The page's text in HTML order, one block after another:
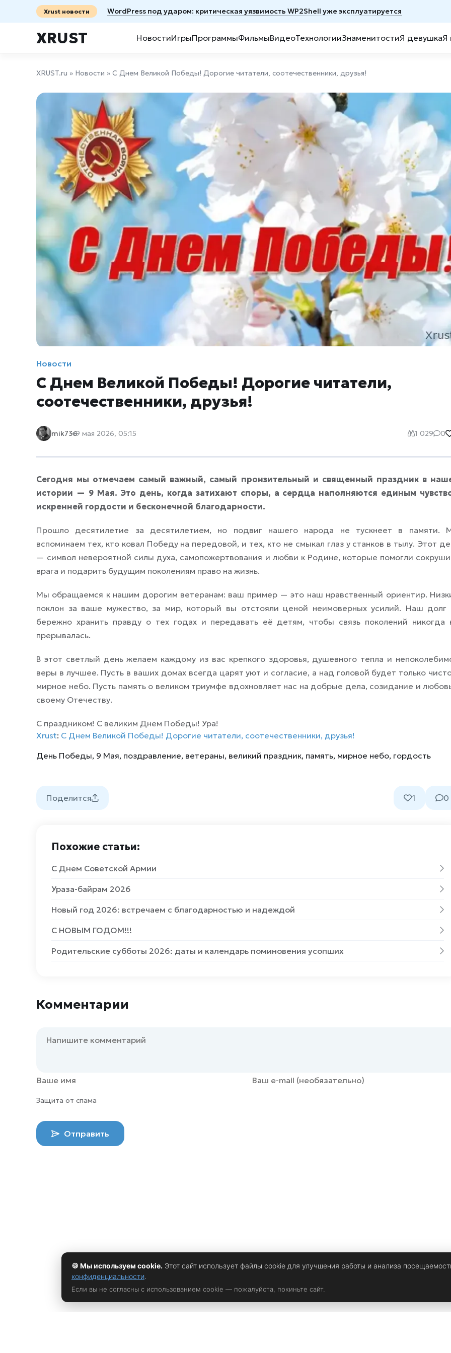
Xrust новости WordPress под ударом: критическая уязвимость WP2Shell уже эксплуатируется
XRUST НовостиИгрыПрограммыФильмыВидеоТехнологииЗнаменитостиЯ девушкаЯ
XRUST.ru » Новости » С Днем Великой Победы! Дорогие читатели, соотечественники, друзья!
Новости
С Днем Великой Победы! Дорогие читатели,
соотечественники, друзья!
mik7369 мая 2026, 05:15 1 029 0
Сегодня мы отмечаем самый важный, самый пронзительный и священный праздник в
истории — 9 Мая. Это день, когда затихают споры, а сердца наполняются единым
искренней гордости и бесконечной благодарности.
Прошло десятилетие за десятилетием, но подвиг нашего народа не тускнеет в памяти.
вспоминаем тех, кто ковал Победу на передовой, и тех, кто не смыкал глаз у станков в тылу. Этот
— символ невероятной силы духа, самопожертвования и любви к Родине, которые помогли
врага и подарить будущим поколениям право на жизнь.
Мы обращаемся к нашим дорогим ветеранам: ваш пример — это наш нравственный ориентир.
поклон за ваше мужество, за мир, который вы отстояли ценой неимоверных усилий. Наш
бережно хранить правду о тех годах и передавать её детям, чтобы связь поколений никогда
прерывалась.
В этот светлый день желаем каждому из вас крепкого здоровья, душевного тепла и
веры в лучшее. Пусть в ваших домах всегда царят уют и согласие, а над головой будет только
мирное небо. Пусть память о великом триумфе вдохновляет нас на добрые дела, созидание и
своему Отечеству.
С праздником! С великим Днем Победы! Ура!
Xrust: С Днем Великой Победы! Дорогие читатели, соотечественники, друзья!
День Победы, 9 Мая, поздравление, ветераны, великий праздник, память, мирное небо, гордость
Поделится 1 0
Похожие статьи:
С Днем Советской Армии
Ураза-байрам 2026
Новый год 2026: встречаем с благодарностью и надеждой
С НОВЫМ ГОДОМ!!!
Родительские субботы 2026: даты и календарь поминовения усопших
Комментарии
Защита от спама
Отправить
🍪 Мы используем cookie. Этот сайт использует файлы cookie для улучшения работы и анализа
конфиденциальности.
Если вы не согласны с использованием cookie — пожалуйста, покиньте сайт.